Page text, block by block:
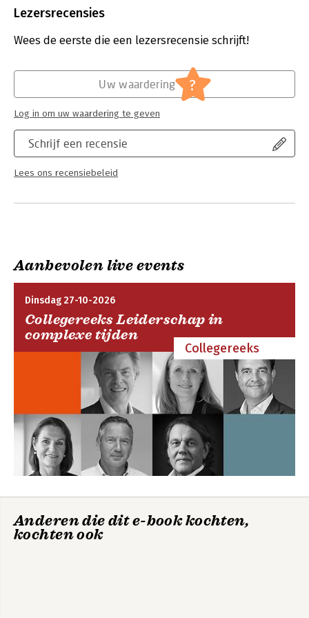
Bestandsformaat:
Uitgever:
Van Haren Publishing B.V.
Hoofdrubriek:
Projectmanagement
Serie:
Lezersrecensies
Wees de eerste die een lezersrecensie schrijft!
Schrijf een recensie
Lees ons recensiebeleid
Uw waardering ?
Log in om uw waardering te geven
Aanbevolen live events
Dinsdag 27-10-2026
Collegereeks Leiderschap in
complexe tijden
Collegereeks
Anderen die dit e-book kochten,
kochten ook